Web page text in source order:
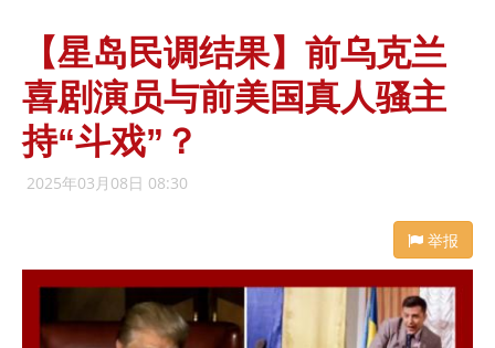
【星岛民调结果】前乌克兰
喜剧演员与前美国真人骚主
持“斗戏”？
2025年03月08日 08:30
举报